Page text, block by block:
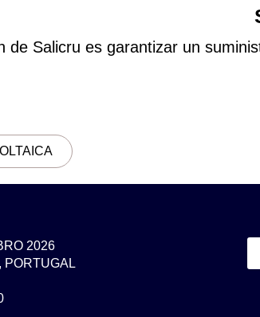
de Salicru es garantizar un
2026
PORTUGAL